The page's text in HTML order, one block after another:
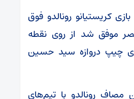
۲۷ این بازی کریستیانو رونالدو فوق
موفق شد از روی نقطه
چیپ دروازه سید حسین
مصاف رونالدو با تیم‌های